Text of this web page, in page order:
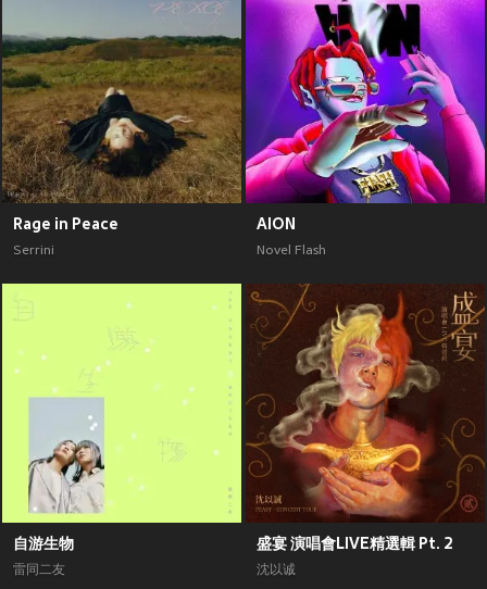
Rage in Peace
Serrini
AION
Novel Flash
自游生物
雷同二友
盛宴 演唱會LIVE精選輯 Pt. 2
沈以诚